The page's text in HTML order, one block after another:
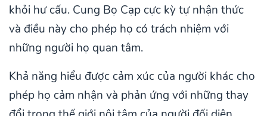
khỏi hư cấu. Cung Bọ Cạp cực kỳ tự nhận thức
và điều này cho phép họ có trách nhiệm với
những người họ quan tâm.
Khả năng hiểu được cảm xúc của người khác cho
phép họ cảm nhận và phản ứng với những thay